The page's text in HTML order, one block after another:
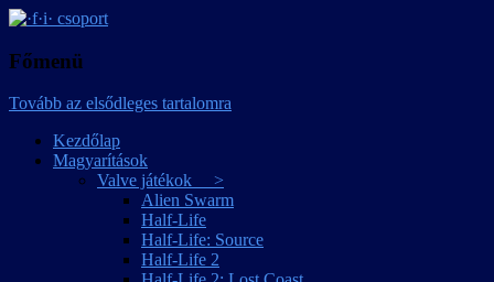
·f·i· csoport
Főmenü
Tovább az elsődleges tartalomra
Kezdőlap
Magyarítások
Valve játékok >
Alien Swarm
Half-Life
Half-Life: Source
Half-Life 2